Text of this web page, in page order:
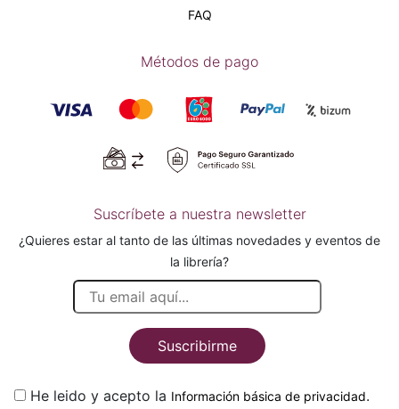
FAQ
Métodos de pago
Suscríbete a nuestra newsletter
¿Quieres estar al tanto de las últimas novedades y eventos de
la librería?
Suscribirme
He leido y acepto la Información básica de privacidad.